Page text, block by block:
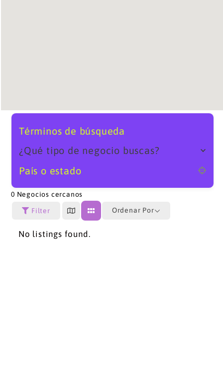
Términos de búsqueda
¿Qué tipo de negocio buscas?
País o estado
0 Negocios cercanos
Filter Ordenar Por
No listings found.